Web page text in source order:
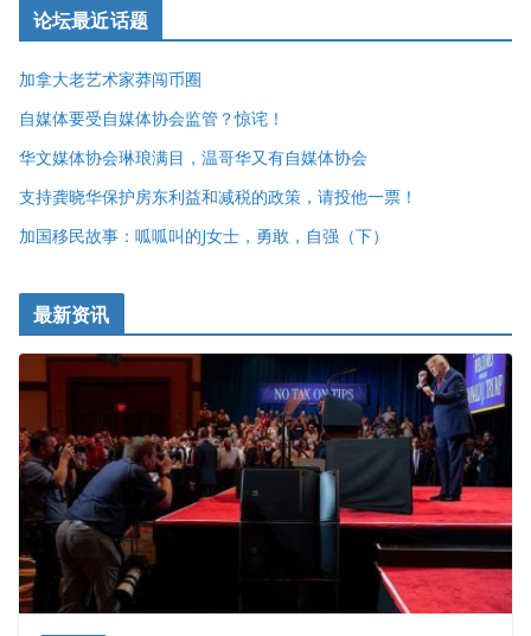
论坛最近话题
加拿大老艺术家莽闯币圈
自媒体要受自媒体协会监管？惊诧！
华文媒体协会琳琅满目，温哥华又有自媒体协会
支持龚晓华保护房东利益和减税的政策，请投他一票！
加国移民故事：呱呱叫的J女士，勇敢，自强（下）
最新资讯